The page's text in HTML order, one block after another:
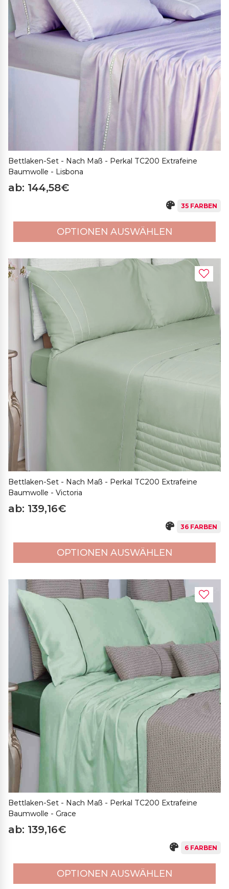
Bettlaken-Set - Nach Maß - Perkal TC200 Extrafeine
Baumwolle - Lisbona
ab: 144,58€
35 FARBEN
OPTIONEN AUSWÄHLEN
Bettlaken-Set - Nach Maß - Perkal TC200 Extrafeine
Baumwolle - Victoria
ab: 139,16€
36 FARBEN
OPTIONEN AUSWÄHLEN
Bettlaken-Set - Nach Maß - Perkal TC200 Extrafeine
Baumwolle - Grace
ab: 139,16€
6 FARBEN
OPTIONEN AUSWÄHLEN